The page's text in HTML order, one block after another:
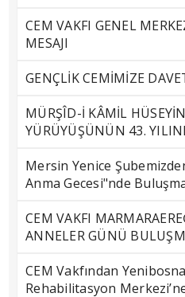
CEM VAKFI GENEL
MESAJI
GENÇLİK CEMİMİZE
MÜRŞÎD-İ KÂMİL
YÜRÜYÜŞÜNÜN 43.
Mersin Yenice Şubemizden
Anma Gecesi"nde
CEM VAKFI
ANNELER GÜNÜ
CEM Vakfından
Rehabilitasyon